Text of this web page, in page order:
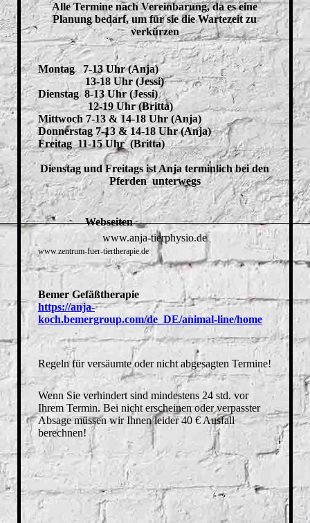
Alle Termine nach Vereinbarung, da es eine
Planung bedarf, um für sie die Wartezeit zu
verkürzen
Montag 7-13 Uhr (Anja)
13-18 Uhr (Jessi)
Dienstag 8-13 Uhr (Jessi)
12-19 Uhr (Britta)
Mittwoch 7-13 & 14-18 Uhr (Anja)
Donnerstag 7-13 & 14-18 Uhr (Anja)
Freitag 11-15 Uhr (Britta)
Dienstag und Freitags ist Anja terminlich bei den
Pferden unterwegs
Webseiten
www.anja-tierphysio.de
www.zentrum-fuer-tiertherapie.de
Bemer Gefäßtherapie
https://anja-
koch.bemergroup.com/de_DE/animal-line/home
Regeln für versäumte oder nicht abgesagten Termine!
Wenn Sie verhindert sind mindestens 24 std. vor
Ihrem Termin. Bei nicht erscheinen oder verpasster
Absage müssen wir Ihnen leider 40 € Ausfall
berechnen!